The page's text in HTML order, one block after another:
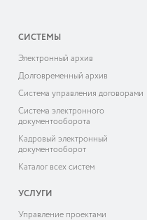
СИСТЕМЫ
Электронный архив
Долговременный архив
Система управления договорами
Система электронного
документооборота
Кадровый электронный
документооборот
Каталог всех систем
УСЛУГИ
Управление проектами